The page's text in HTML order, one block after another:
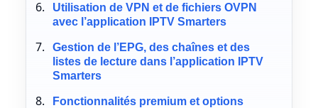
Utilisation de VPN et de fichiers OVPN
avec l’application IPTV Smarters
Gestion de l’EPG, des chaînes et des
listes de lecture dans l’application IPTV
Smarters
Fonctionnalités premium et options